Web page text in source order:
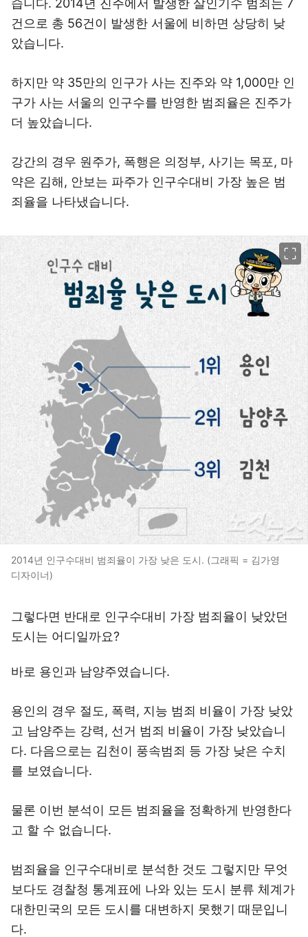
습니다. 2014년 진주에서 발생한 살인기수 범죄는 7
건으로 총 56건이 발생한 서울에 비하면 상당히 낮
았습니다.
하지만 약 35만의 인구가 사는 진주와 약 1,000만 인
구가 사는 서울의 인구수를 반영한 범죄율은 진주가
더 높았습니다.
강간의 경우 원주가, 폭행은 의정부, 사기는 목포, 마
약은 김해, 안보는 파주가 인구수대비 가장 높은 범
죄율을 나타냈습니다.
2014년 인구수대비 범죄율이 가장 낮은 도시. (그래픽 = 김가영
디자이너)
그렇다면 반대로 인구수대비 가장 범죄율이 낮았던
도시는 어디일까요?
바로 용인과 남양주였습니다.
용인의 경우 절도, 폭력, 지능 범죄 비율이 가장 낮았
고 남양주는 강력, 선거 범죄 비율이 가장 낮았습니
다. 다음으로는 김천이 풍속범죄 등 가장 낮은 수치
를 보였습니다.
물론 이번 분석이 모든 범죄율을 정확하게 반영한다
고 할 수 없습니다.
범죄율을 인구수대비로 분석한 것도 그렇지만 무엇
보다도 경찰청 통계표에 나와 있는 도시 분류 체계가
대한민국의 모든 도시를 대변하지 못했기 때문입니
다.